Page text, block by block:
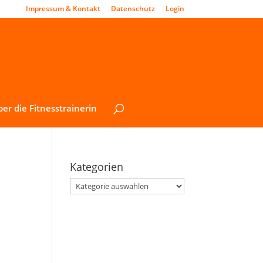
Impressum & Kontakt Datenschutz Login
die Fitnesstrainerin
Kategorien
Kategorien